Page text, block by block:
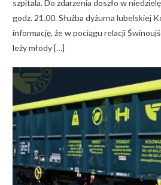
szpitala. Do zdarzenia doszło w
godz. 21.00. Służba dyżurna lubelskiej
informację, że w pociągu relacji
leży młody […]